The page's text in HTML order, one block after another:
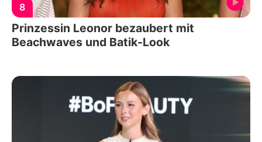
8
Prinzessin Leonor bezaubert mit
Beachwaves und Batik-Look